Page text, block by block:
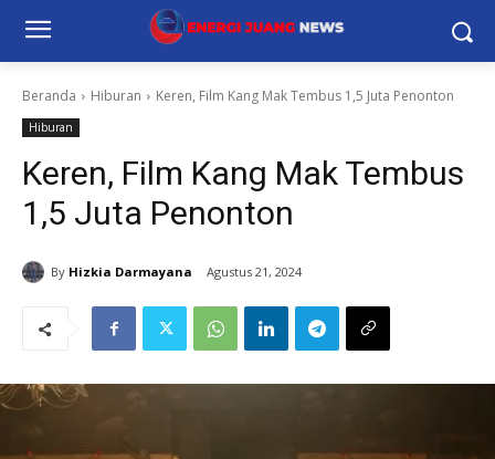
Beranda Hiburan Keren, Film Kang Mak Tembus 1,5 Juta Penonton
Hiburan
Keren, Film Kang Mak Tembus
1,5 Juta Penonton
By Hizkia Darmayana Agustus 21, 2024